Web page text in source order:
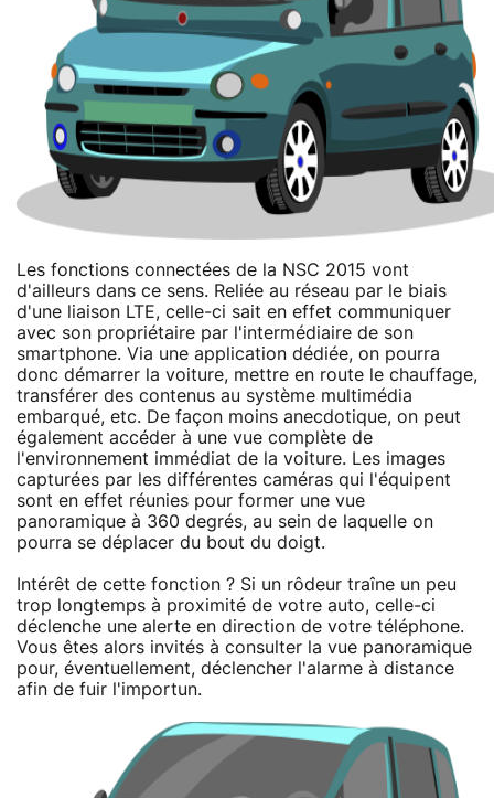
Les fonctions connectées de la NSC 2015 vont
d'ailleurs dans ce sens. Reliée au réseau par le biais
d'une liaison LTE, celle-ci sait en effet communiquer
avec son propriétaire par l'intermédiaire de son
smartphone. Via une application dédiée, on pourra
donc démarrer la voiture, mettre en route le chauffage,
transférer des contenus au système multimédia
embarqué, etc. De façon moins anecdotique, on peut
également accéder à une vue complète de
l'environnement immédiat de la voiture. Les images
capturées par les différentes caméras qui l'équipent
sont en effet réunies pour former une vue
panoramique à 360 degrés, au sein de laquelle on
pourra se déplacer du bout du doigt.
Intérêt de cette fonction ? Si un rôdeur traîne un peu
trop longtemps à proximité de votre auto, celle-ci
déclenche une alerte en direction de votre téléphone.
Vous êtes alors invités à consulter la vue panoramique
pour, éventuellement, déclencher l'alarme à distance
afin de fuir l'importun.